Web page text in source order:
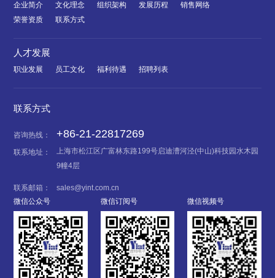
企业简介 文化理念 组织架构 发展历程
销售网络
荣誉资质
联系方式
人才发展
职业发展 员工文化 福利待遇 招聘列表
联系方式
咨询热线： +86-21-22817269
联系地址：
上海市松江区广富林东路199号启迪漕河泾(中山)科技园水木园
9幢4层
联系邮箱：
sales@yint.com.cn
微信公众号
微信订阅号 微信视频号